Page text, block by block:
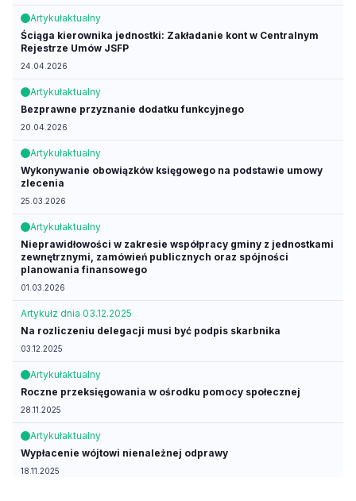
Artykułaktualny
Ściąga kierownika jednostki: Zakładanie kont w Centralnym
Rejestrze Umów JSFP
24.04.2026
Artykułaktualny
Bezprawne przyznanie dodatku funkcyjnego
20.04.2026
Artykułaktualny
Wykonywanie obowiązków księgowego na podstawie umowy
zlecenia
25.03.2026
Artykułaktualny
Nieprawidłowości w zakresie współpracy gminy z jednostkami
zewnętrznymi, zamówień publicznych oraz spójności
planowania finansowego
01.03.2026
Artykułz dnia 03.12.2025
Na rozliczeniu delegacji musi być podpis skarbnika
03.12.2025
Artykułaktualny
Roczne przeksięgowania w ośrodku pomocy społecznej
28.11.2025
Artykułaktualny
Wypłacenie wójtowi nienależnej odprawy
18.11.2025